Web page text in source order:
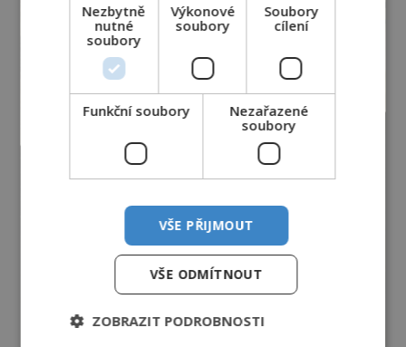
Nezbytně
nutné
soubory
Výkonové
soubory
Soubory
cílení
Funkční soubory
Nezařazené
soubory
VŠE PŘIJMOUT
VŠE ODMÍTNOUT
ZOBRAZIT PODROBNOSTI